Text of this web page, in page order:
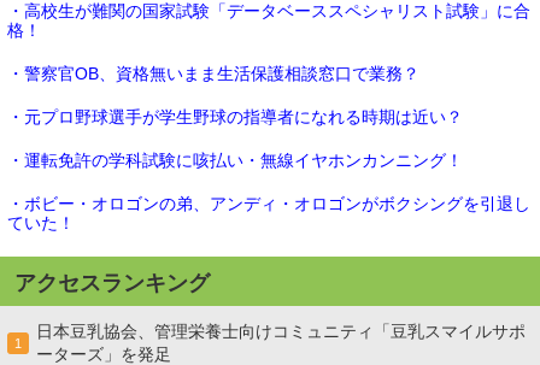
・高校生が難関の国家試験「データベーススペシャリスト試験」に合
格！
・警察官OB、資格無いまま生活保護相談窓口で業務？
・元プロ野球選手が学生野球の指導者になれる時期は近い？
・運転免許の学科試験に咳払い・無線イヤホンカンニング！
・ボビー・オロゴンの弟、アンディ・オロゴンがボクシングを引退し
ていた！
アクセスランキング
1
日本豆乳協会、管理栄養士向けコミュニティ「豆乳スマイルサポ
ーターズ」を発足